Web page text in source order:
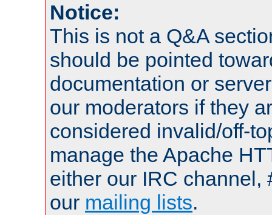
Notice:
This is not a Q&A
should be pointed
documentation or
our moderators if they
considered invalid/off-
manage the Apache
either our IRC channel,
our mailing lists.